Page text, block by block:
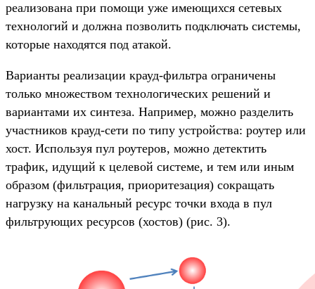
реализована при помощи уже имеющихся сетевых
технологий и должна позволить подключать системы,
которые находятся под атакой.
Варианты реализации крауд-фильтра ограничены
только множеством технологических решений и
вариантами их синтеза. Например, можно разделить
участников крауд-сети по типу устройства: роутер или
хост. Используя пул роутеров, можно детектить
трафик, идущий к целевой системе, и тем или иным
образом (фильтрация, приоритезация) сокращать
нагрузку на канальный ресурс точки входа в пул
фильтрующих ресурсов (хостов) (рис. 3).